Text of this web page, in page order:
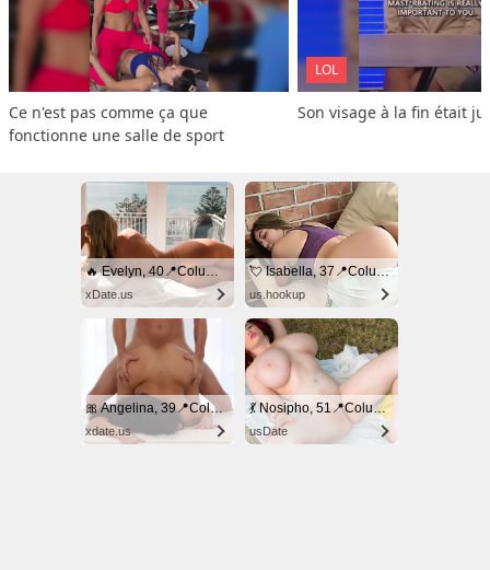
Ce n'est pas comme ça que
fonctionne une salle de sport
LOL
Son visage à la fin était